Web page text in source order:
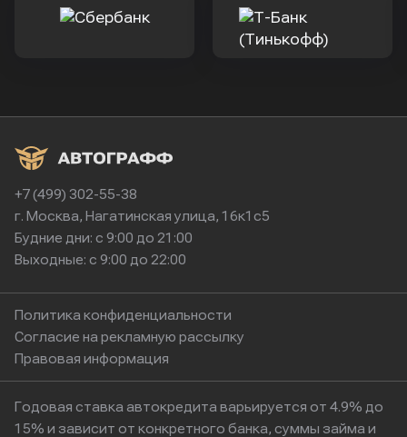
+7 (499) 302-55-38
г. Москва, Нагатинская улица, 16к1с5
Будние дни: с 9:00 до 21:00
Выходные: с 9:00 до 22:00
Политика конфиденциальности
Согласие на рекламную рассылку
Правовая информация
Годовая ставка автокредита варьируется от 4.9% до
15% и зависит от конкретного банка, суммы займа и